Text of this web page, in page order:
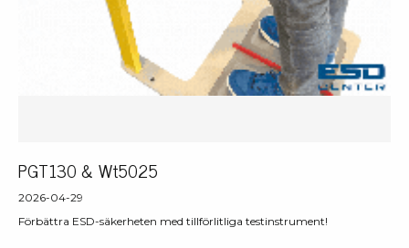
PGT130 & Wt5025
2026-04-29
Förbättra ESD-säkerheten med tillförlitliga testinstrument!